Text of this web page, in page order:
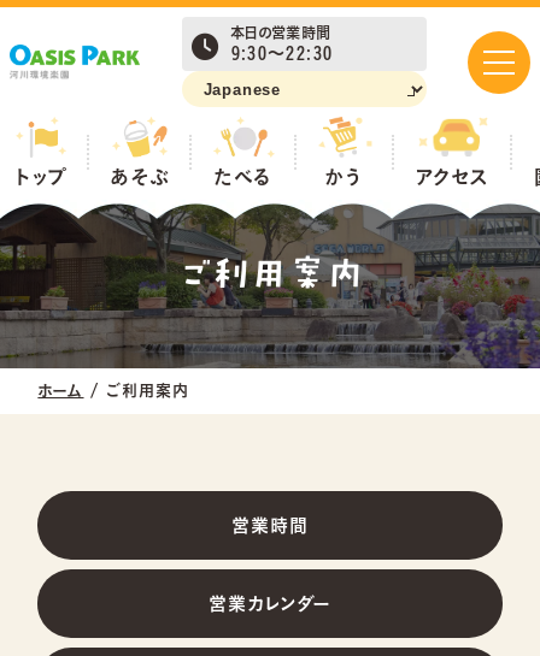
本日の営業時間
9:30～22:30
あそぶ
たべる
かう
トップ あそぶ たべる かう アクセス
ご利用案内
ホーム / ご利用案内
営業時間
営業カレンダー